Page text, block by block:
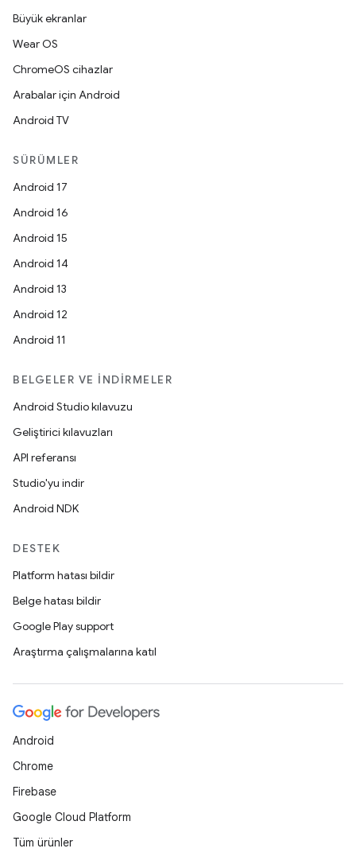
Büyük ekranlar
Wear OS
ChromeOS cihazlar
Arabalar için Android
Android TV
SÜRÜMLER
Android 17
Android 16
Android 15
Android 14
Android 13
Android 12
Android 11
BELGELER VE İNDIRMELER
Android Studio kılavuzu
Geliştirici kılavuzları
API referansı
Studio'yu indir
Android NDK
DESTEK
Platform hatası bildir
Belge hatası bildir
Google Play support
Araştırma çalışmalarına katıl
Android
Chrome
Firebase
Google Cloud Platform
Tüm ürünler